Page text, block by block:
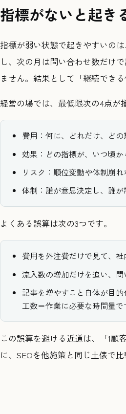
指標がないと起き
指標が弱い状態で起きやすいの
し、次の月は問い合わせ数だけ
ません。結果として「継続でき
経営の場では、最低限次の4点が
費用：何に、どれだけ、ど
効果：どの指標が、いつ頃
リスク：順位変動や体制崩
体制：誰が意思決定し、誰
よくある誤算は次の3つです。
費用を外注費だけで見て、
流入数の増加だけを追い、
記事を増やすこと自体が目
工数＝作業に必要な時間量で
この誤算を避ける近道は、「1
に、SEOを他施策と同じ土俵で